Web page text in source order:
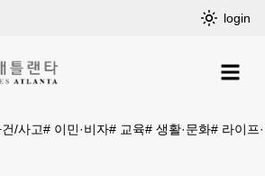
login
/사고# 이민·비자# 교육# 생활·문화# 라이프